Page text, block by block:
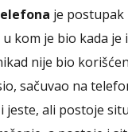
je postupak
kom je bio kada je
nije bio
sačuvao na
jeste, ali postoje